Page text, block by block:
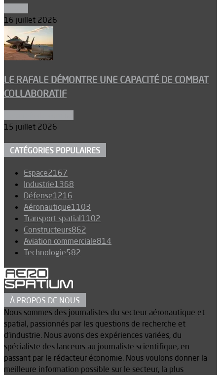
16 juillet 2026
LE RAFALE DÉMONTRE UNE CAPACITÉ DE COMBAT
COLLABORATIF
15 juillet 2026
CATÉGORIES POPULAIRES
Espace2167
Industrie1368
Défense1216
Aéronautique1103
Transport spatial1102
Constructeurs862
Aviation commerciale814
Technologie582
À PROPOS DE NOUS
Nous sommes des journalistes du secteur aéronautique et
spatial, passionnés par les questions de recherche et
d’industrie. Nous avons des expériences variées, du
spécialiste des lanceurs au journaliste scientifique, en
passant par le rédacteur économie. Nous voulons donner la
meilleure information possible sur le secteur, la plus